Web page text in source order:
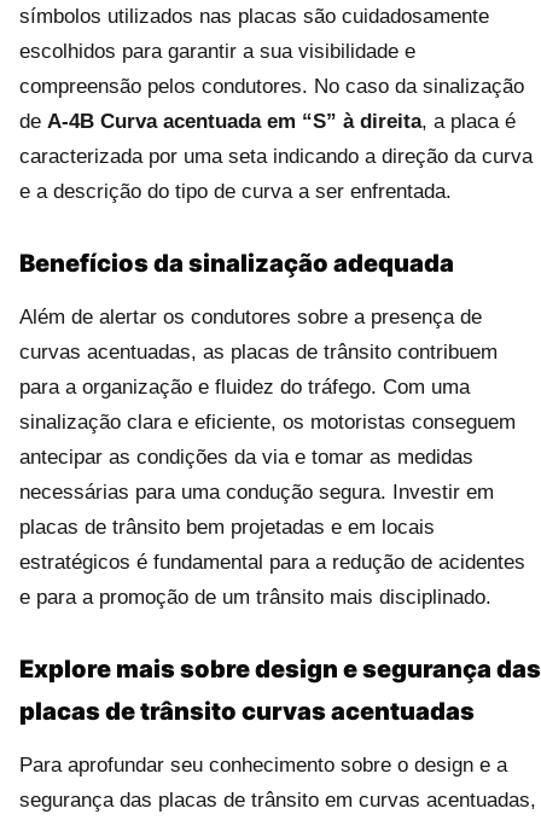
símbolos utilizados nas placas são cuidadosamente
escolhidos para garantir a sua visibilidade e
compreensão pelos condutores. No caso da sinalização
de A-4B Curva acentuada em “S” à direita, a placa é
caracterizada por uma seta indicando a direção da curva
e a descrição do tipo de curva a ser enfrentada.
Benefícios da sinalização adequada
Além de alertar os condutores sobre a presença de
curvas acentuadas, as placas de trânsito contribuem
para a organização e fluidez do tráfego. Com uma
sinalização clara e eficiente, os motoristas conseguem
antecipar as condições da via e tomar as medidas
necessárias para uma condução segura. Investir em
placas de trânsito bem projetadas e em locais
estratégicos é fundamental para a redução de acidentes
e para a promoção de um trânsito mais disciplinado.
Explore mais sobre design e segurança das
placas de trânsito curvas acentuadas
Para aprofundar seu conhecimento sobre o design e a
segurança das placas de trânsito em curvas acentuadas,